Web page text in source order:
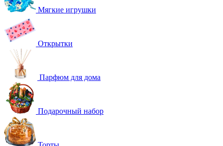
Мягкие игрушки
Открытки
Парфюм для дома
Подарочный набор